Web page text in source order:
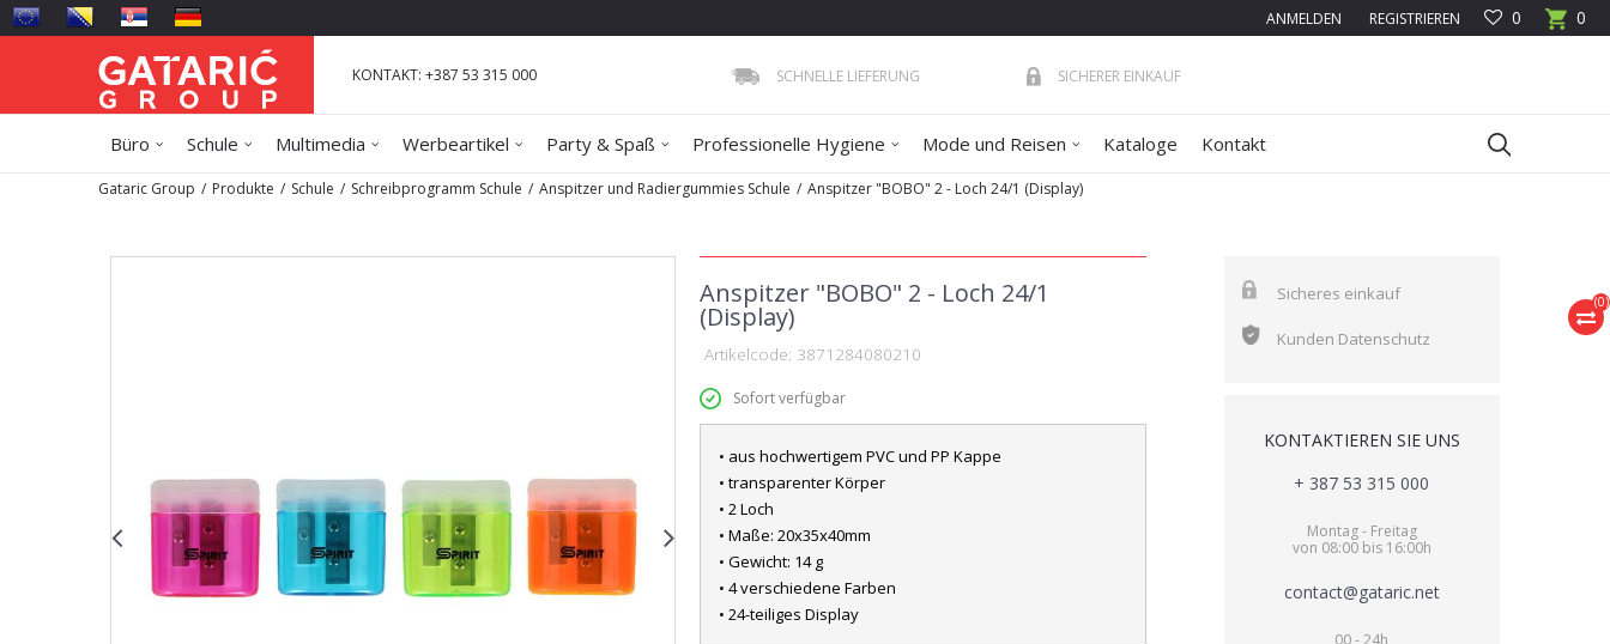
0
0
ANMELDEN REGISTRIEREN
KONTAKT: +387 53 315 000 SCHNELLE LIEFERUNG SICHERER EINKAUF
Büro Schule Multimedia Werbeartikel Party & Spaß Professionelle Hygiene Mode und Reisen Kataloge Kontakt
(0)
Gataric Group Produkte Schule Schreibprogramm Schule Anspitzer und Radiergummies Schule Anspitzer "BOBO" 2 - Loch 24/1 (Display)
Anspitzer "BOBO" 2 - Loch 24/1
(Display)
Artikelcode: 3871284080210
Sofort verfügbar
• aus hochwertigem PVC und PP Kappe
• transparenter Körper
• 2 Loch
• Maße: 20x35x40mm
• Gewicht: 14 g
• 4 verschiedene Farben
• 24-teiliges Display
Sicheres einkauf
Kunden Datenschutz
KONTAKTIEREN SIE UNS
+ 387 53 315 000
Montag - Freitag
von 08:00 bis 16:00h
contact@gataric.net
00 - 24h